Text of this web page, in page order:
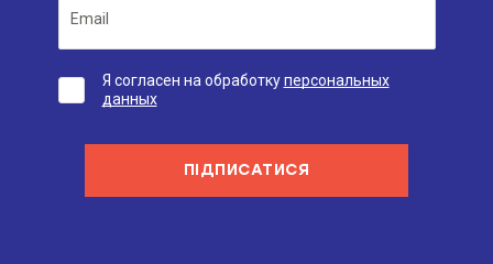
Я согласен на обработкуперсональных
данных
ПІДПИСАТИСЯ